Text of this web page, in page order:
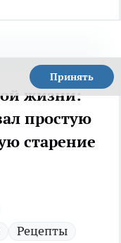
Принять
жизни:
простую
старение
Рецепты